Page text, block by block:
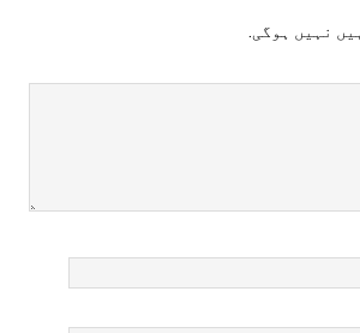
نہيں ہوگی.